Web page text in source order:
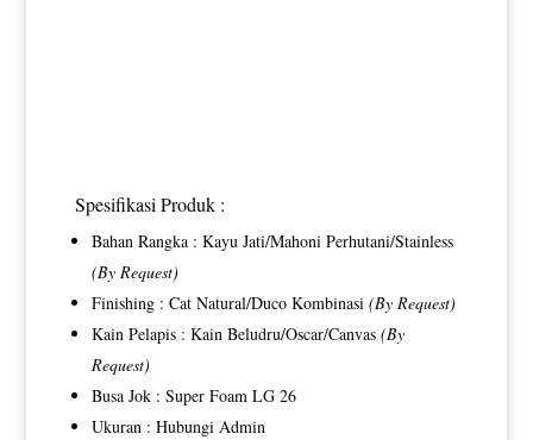
Spesifikasi Produk :
Bahan Rangka : Kayu Jati/Mahoni Perhutani/Stainless
(By Request)
Finishing : Cat Natural/Duco Kombinasi (By Request)
Kain Pelapis : Kain Beludru/Oscar/Canvas (By
Request)
Busa Jok : Super Foam LG 26
Ukuran : Hubungi Admin